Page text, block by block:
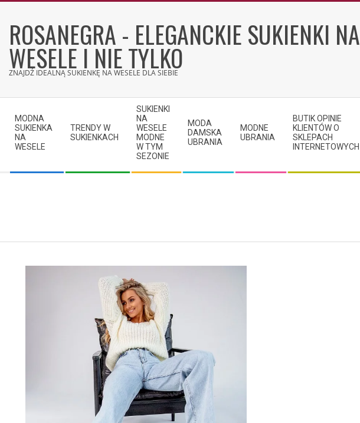
contentROSANEGRA - ELEGANCKIE SUKIENKI NA
WESELE I NIE TYLKO
ZNAJDŹ IDEALNĄ SUKIENKĘ NA WESELE DLA SIEBIE
Navigation
Menu
MODNA
SUKIENKA
NA
WESELE
TRENDY W
SUKIENKACH
SUKIENKI
NA
WESELE
MODNE
W TYM
SEZONIE
MODA
DAMSKA
UBRANIA
MODNE
UBRANIA
BUTIK OPINIE
KLIENTÓW O
SKLEPACH
INTERNETOWYCH